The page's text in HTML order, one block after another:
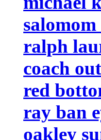
salomom
ralph
coach
red
ray ban
oakley